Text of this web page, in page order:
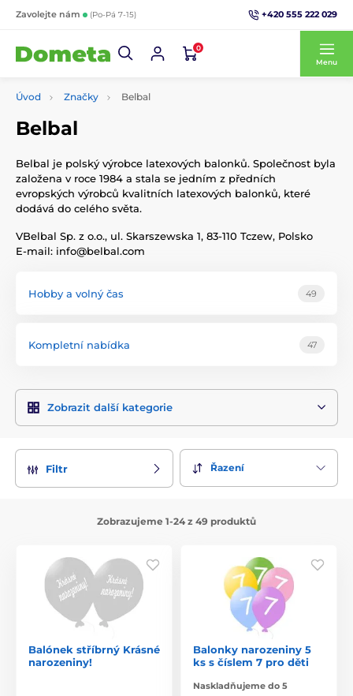
Zavolejte nám (Po-Pá 7-15) +420 555 222 029
0
Menu
Úvod Značky Belbal
Belbal
Belbal je polský výrobce latexových balonků. Společnost byla
založena v roce 1984 a stala se jedním z předních
evropských výrobců kvalitních latexových balonků, které
dodává do celého světa.
VBelbal Sp. z o.o., ul. Skarszewska 1, 83-110 Tczew, Polsko
E-mail: info@belbal.com
Hobby a volný čas 49
Kompletní nabídka 47
Zobrazit další kategorie
Filtr Řazení
Zobrazujeme 1-24 z 49 produktů
Balónek stříbrný Krásné
narozeniny!
Balonky narozeniny 5
ks s číslem 7 pro děti
Naskladňujeme do 5